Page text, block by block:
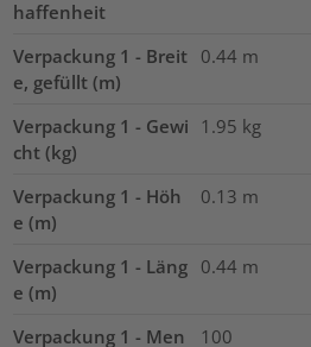
haffenheit
Verpackung 1 - Breit
e, gefüllt (m)
0.44 m
Verpackung 1 - Gewi
cht (kg)
1.95 kg
Verpackung 1 - Höh
e (m)
0.13 m
Verpackung 1 - Läng
e (m)
0.44 m
Verpackung 1 - Men 100